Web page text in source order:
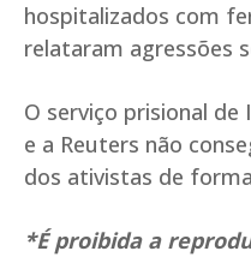
hospitalizados com
relataram agressões
O serviço prisional de
e a Reuters não
dos ativistas de
*É proibida a